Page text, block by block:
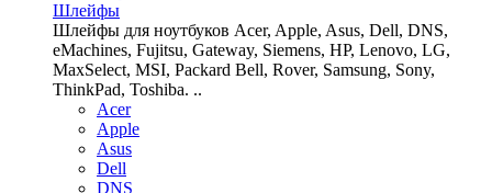
Шлейфы
Шлейфы для ноутбуков Acer, Apple, Asus, Dell, DNS,
eMachines, Fujitsu, Gateway, Siemens, HP, Lenovo, LG,
MaxSelect, MSI, Packard Bell, Rover, Samsung, Sony,
ThinkPad, Toshiba. ..
Acer
Apple
Asus
Dell
DNS